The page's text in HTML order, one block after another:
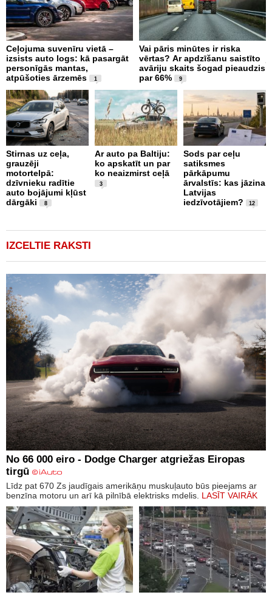
Ceļojuma suvenīru vietā –
izsists auto logs: kā pasargāt
personīgās mantas,
atpūšoties ārzemēs
1
Vai pāris minūtes ir riska
vērtas? Ar apdzīšanu saistīto
avāriju skaits šogad pieaudzis
par 66%
9
Stirnas uz ceļa,
grauzēji
motortelpā:
dzīvnieku radītie
auto bojājumi kļūst
dārgāki
8
Ar auto pa Baltiju:
ko apskatīt un par
ko neaizmirst ceļā
3
Sods par ceļu
satiksmes
pārkāpumu
ārvalstīs: kas jāzina
Latvijas
iedzīvotājiem?
12
IZCELTIE RAKSTI
No 66 000 eiro - Dodge Charger atgriežas Eiropas
tirgū
Līdz pat 670 Zs jaudīgais amerikāņu muskuļauto būs pieejams ar
benzīna motoru un arī kā pilnībā elektrisks mdelis. LASĪT VAIRĀK